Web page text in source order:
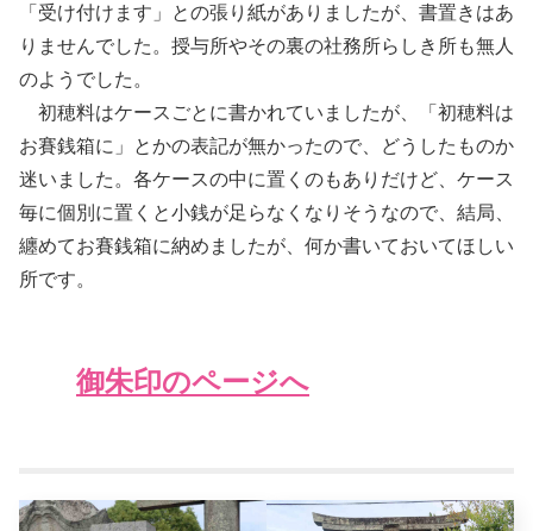
「受け付けます」との張り紙がありましたが、書置きはあ
りませんでした。授与所やその裏の社務所らしき所も無人
のようでした。
初穂料はケースごとに書かれていましたが、「初穂料は
お賽銭箱に」とかの表記が無かったので、どうしたものか
迷いました。各ケースの中に置くのもありだけど、ケース
毎に個別に置くと小銭が足らなくなりそうなので、結局、
纏めてお賽銭箱に納めましたが、何か書いておいてほしい
所です。
御朱印のページへ